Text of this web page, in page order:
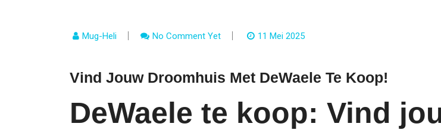
Mug-Heli No Comment Yet 11 Mei 2025
Vind Jouw Droomhuis Met DeWaele Te Koop!
DeWaele te koop: Vind